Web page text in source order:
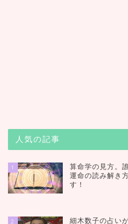
人気の記事
1
算命学の見方。
運命の読み解き
す！
2 細木数子の占い